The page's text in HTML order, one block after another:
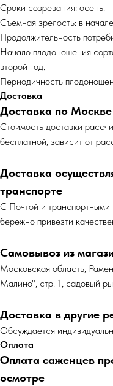
Сроки созревания: осень.
Съемная зрелость: в
Продолжительность
Начало плодоношения
второй год.
Периодичность
Доставка
Доставка по
Cтоимость доставки
бесплатной, зависит от
Доставка
транспорте
С Почтой и
бережно привезти
Самовывоз из
Московская область,
Малино", стр. 1, садовый
Доставка в другие
Обсуждается
Оплата
Оплата саженцев
осмотре